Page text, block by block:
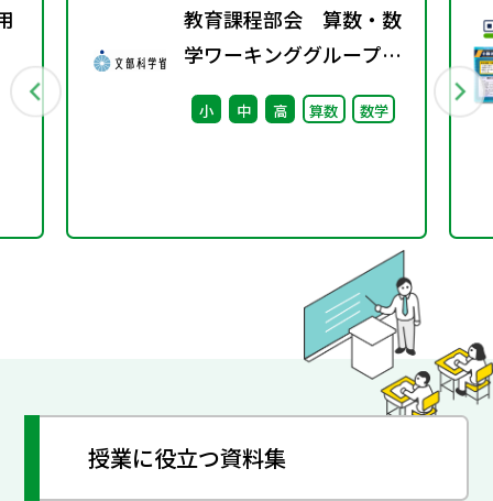
教育課程部会 算数・数
学ワーキンググループ
（第9回） 配付資料
小 中 高 算数 数学
授業に役立つ資料集